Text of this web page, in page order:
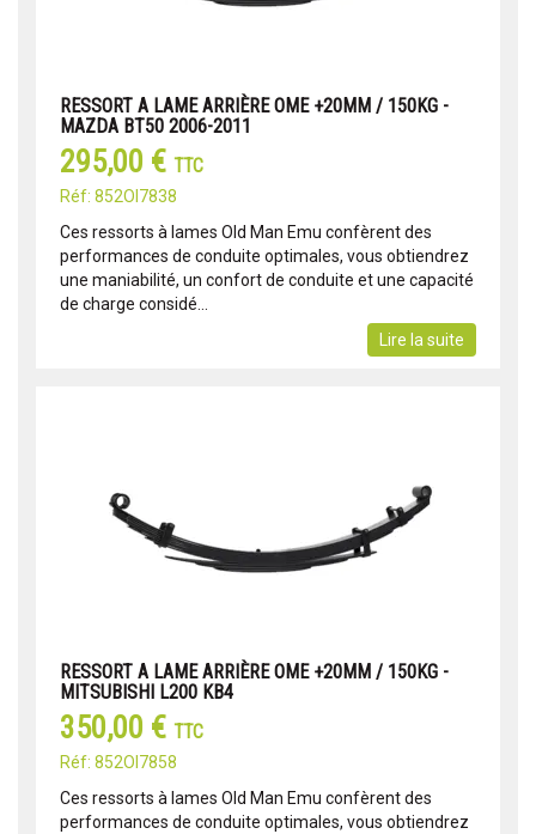
RESSORT A LAME ARRIÈRE OME +20MM / 150KG -
MAZDA BT50 2006-2011
295,00 € TTC
Réf: 852OI7838
Ces ressorts à lames Old Man Emu confèrent des
performances de conduite optimales, vous obtiendrez
une maniabilité, un confort de conduite et une capacité
de charge considé...
Lire la suite
RESSORT A LAME ARRIÈRE OME +20MM / 150KG -
MITSUBISHI L200 KB4
350,00 € TTC
Réf: 852OI7858
Ces ressorts à lames Old Man Emu confèrent des
performances de conduite optimales, vous obtiendrez